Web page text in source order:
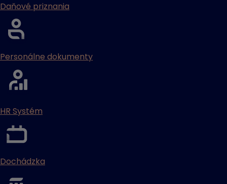
Daňové priznania
Personálne dokumenty
HR Systém
Dochádzka